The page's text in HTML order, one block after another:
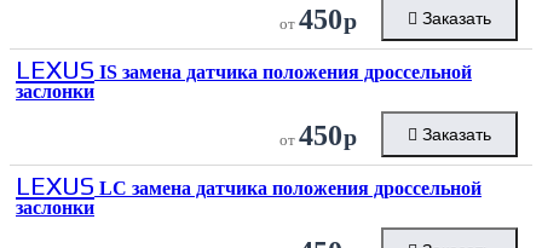
от 450р Заказать
LEXUS IS замена датчика положения дроссельной
заслонки
от 450р Заказать
LEXUS LC замена датчика положения дроссельной
заслонки